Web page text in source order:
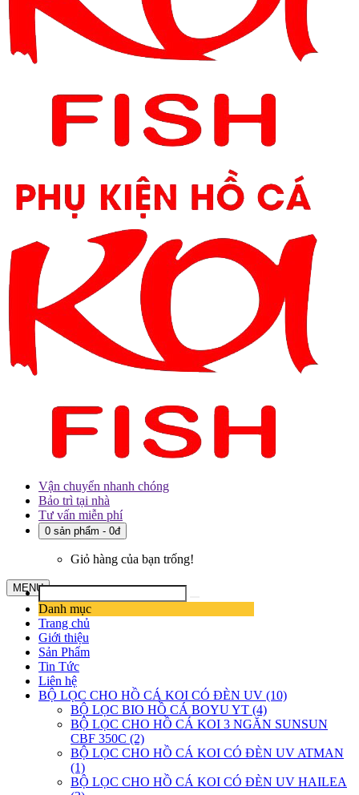
Vận chuyển nhanh chóng
Bảo trì tại nhà
Tư vấn miễn phí
0 sản phẩm - 0đ
Giỏ hàng của bạn trống!
MENU
Danh mục
Trang chủ
Giới thiệu
Sản Phẩm
Tin Tức
Liên hệ
BỘ LỌC CHO HỒ CÁ KOI CÓ ĐÈN UV (10)
BỘ LỌC BIO HỒ CÁ BOYU YT (4)
BỘ LỌC CHO HỒ CÁ KOI 3 NGĂN SUNSUN
CBF 350C (2)
BỘ LỌC CHO HỒ CÁ KOI CÓ ĐÈN UV ATMAN
(1)
BỘ LỌC CHO HỒ CÁ KOI CÓ ĐÈN UV HAILEA